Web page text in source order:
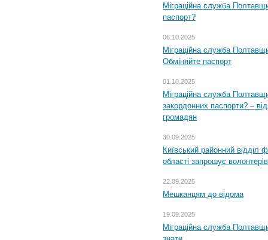
Міграційна служба
паспорт?
06.10.2025
Міграційна служба
Обміняйте паспорт
01.10.2025
Міграційна служба
закордонних паспорти? –
громадян
30.09.2025
Київський районний відділ
області запрошує
22.09.2025
Мешканцям до відома
19.09.2025
Міграційна служба